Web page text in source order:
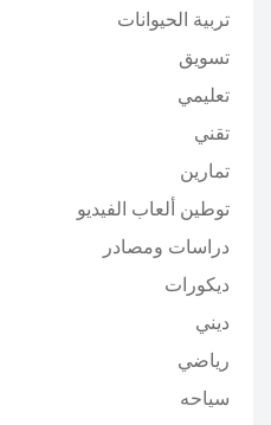
تربية الحيوانات
تسويق
تعليمي
تقني
تمارين
توطين ألعاب الفيديو
دراسات ومصادر
ديكورات
ديني
رياضي
سياحه